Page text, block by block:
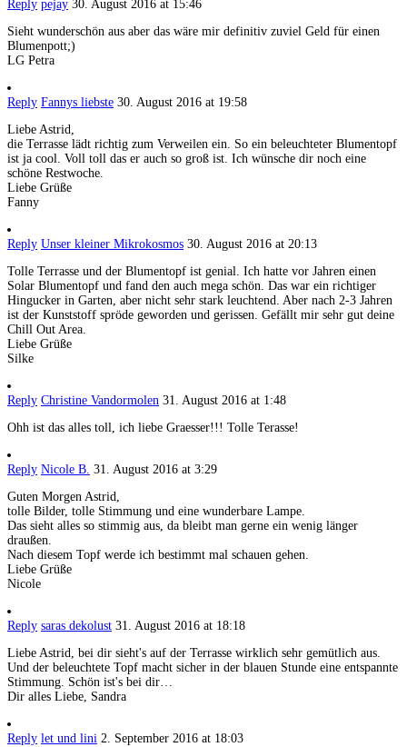
Reply pejay 30. August 2016 at 15:46
Sieht wunderschön aus aber das wäre mir definitiv zuviel Geld für einen
Blumenpott;)
LG Petra
Reply Fannys liebste 30. August 2016 at 19:58
Liebe Astrid,
die Terrasse lädt richtig zum Verweilen ein. So ein beleuchteter Blumentopf
ist ja cool. Voll toll das er auch so groß ist. Ich wünsche dir noch eine
schöne Restwoche.
Liebe Grüße
Fanny
Reply Unser kleiner Mikrokosmos 30. August 2016 at 20:13
Tolle Terrasse und der Blumentopf ist genial. Ich hatte vor Jahren einen
Solar Blumentopf und fand den auch mega schön. Das war ein richtiger
Hingucker in Garten, aber nicht sehr stark leuchtend. Aber nach 2-3 Jahren
ist der Kunststoff spröde geworden und gerissen. Gefällt mir sehr gut deine
Chill Out Area.
Liebe Grüße
Silke
Reply Christine Vandormolen 31. August 2016 at 1:48
Ohh ist das alles toll, ich liebe Graesser!!! Tolle Terasse!
Reply Nicole B. 31. August 2016 at 3:29
Guten Morgen Astrid,
tolle Bilder, tolle Stimmung und eine wunderbare Lampe.
Das sieht alles so stimmig aus, da bleibt man gerne ein wenig länger
draußen.
Nach diesem Topf werde ich bestimmt mal schauen gehen.
Liebe Grüße
Nicole
Reply saras dekolust 31. August 2016 at 18:18
Liebe Astrid, bei dir sieht's auf der Terrasse wirklich sehr gemütlich aus.
Und der beleuchtete Topf macht sicher in der blauen Stunde eine entspannte
Stimmung. Schön ist's bei dir…
Dir alles Liebe, Sandra
Reply let und lini 2. September 2016 at 18:03